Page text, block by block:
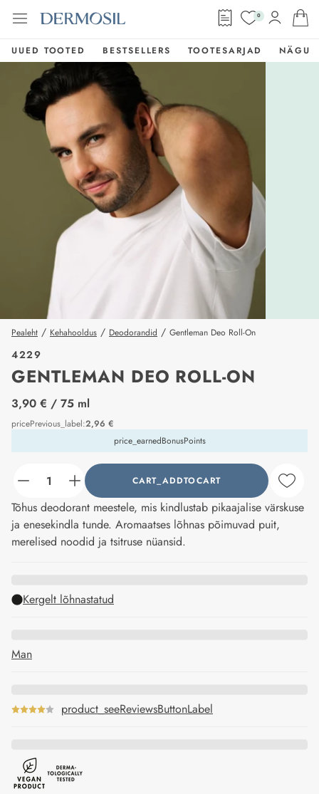
0
UUED TOOTED BESTSELLERS TOOTESARJAD NÄGU
Pealeht / Kehahooldus / Deodorandid / Gentleman Deo Roll-On
4229
GENTLEMAN DEO ROLL-ON
price_label
3,90 € / 75 ml
pricePrevious_label:2,96 €
price_earnedBonusPoints
counter_current CART_ADDTOCART
Tõhus deodorant meestele, mis kindlustab pikaajalise värskuse
ja enesekindla tunde. Aromaatses lõhnas põimuvad puit,
merelised noodid ja tsitruse nüansid.
Kergelt lõhnastatud
Man
product_seeReviewsButtonLabel